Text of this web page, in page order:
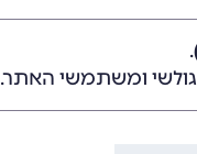
.
ומשתמשי האתר.